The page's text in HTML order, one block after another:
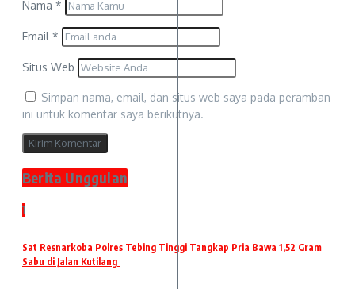
Nama *
Email *
Situs Web
Simpan nama, email, dan situs web saya pada peramban
ini untuk komentar saya berikutnya.
Berita Unggulan
1
Sat Resnarkoba Polres Tebing Tinggi Tangkap Pria Bawa 1,52 Gram
Sabu di Jalan Kutilang